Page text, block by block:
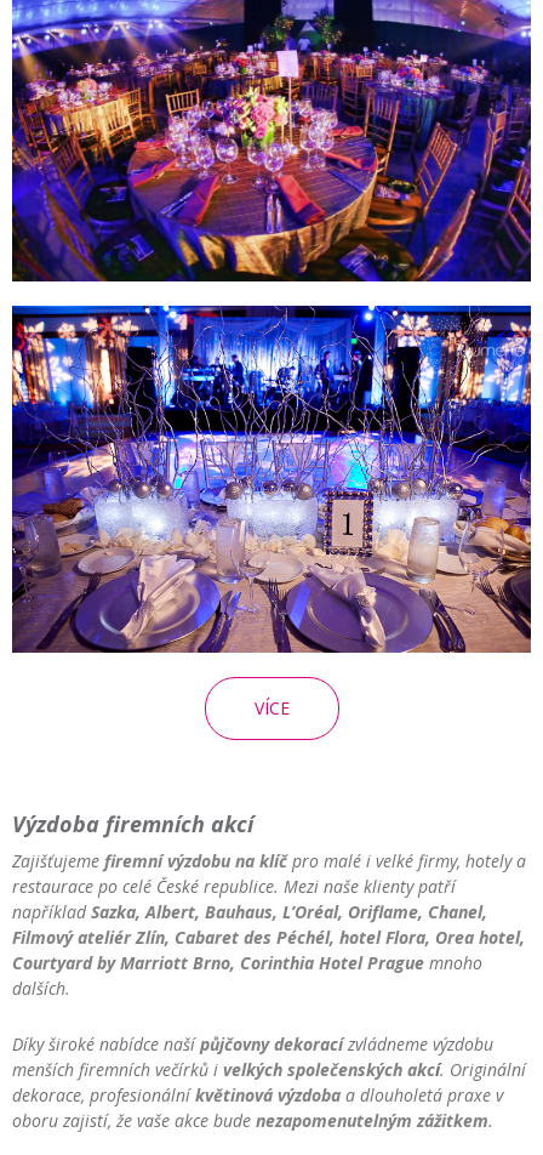
VÍCE
Výzdoba firemních akcí
Zajišťujeme firemní výzdobu na klíčpro malé i velké firmy, hotely a
restaurace po celé České republice. Mezi naše klienty patří
napříkladSazka, Albert, Bauhaus, L’Oréal, Oriflame, Chanel,
Filmový ateliér Zlín, Cabaret des Péchél, hotel Flora, Orea hotel,
Courtyard by Marriott Brno, Corinthia Hotel Prague mnoho
dalších.
Díky široké nabídce našípůjčovny dekorací zvládneme výzdobu
menších firemních večírků i velkých společenských akcí. Originální
dekorace, profesionálníkvětinová výzdoba a dlouholetá praxe v
oboru zajistí, že vaše akce bude nezapomenutelným zážitkem.